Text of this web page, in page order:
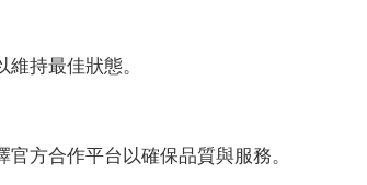
持最佳狀態。
方合作平台以確保品質與服務。